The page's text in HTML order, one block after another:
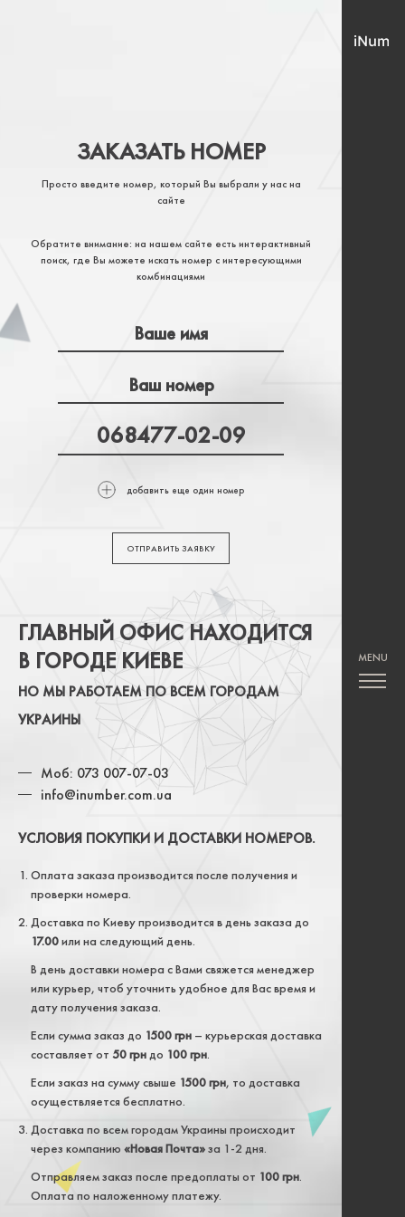
ЗАКАЗАТЬ НОМЕР
Просто введите номер, который Вы выбрали у нас на
сайте
Обратите внимание: на нашем сайте есть интерактивный
поиск, где Вы можете искать номер с интересующими
комбинациями
добавить еще один номер
ОТПРАВИТЬ ЗАЯВКУ
ГЛАВНЫЙ ОФИС НАХОДИТСЯ
В ГОРОДЕ КИЕВЕ
НО МЫ РАБОТАЕМ ПО ВСЕМ ГОРОДАМ
УКРАИНЫ
Моб: 073 007-07-03
info@inumber.com.ua
УСЛОВИЯ ПОКУПКИ И ДОСТАВКИ НОМЕРОВ.
Оплата заказа производится после получения и
проверки номера.
Доставка по Киеву производится в день заказа до
17.00или на следующий день.
В день доставки номера с Вами свяжется менеджер
или курьер, чтоб уточнить удобное для Вас время и
дату получения заказа.
Если сумма заказ до 1500 грн – курьерская доставка
составляет от 50 грндо 100 грн.
Если заказ на сумму свыше 1500 грн, то доставка
осуществляется бесплатно.
Доставка по всем городам Украины происходит
через компанию «Новая Почта»за 1-2 дня.
Отправляем заказ после предоплаты от 100 грн.
Оплата по наложенному платежу.